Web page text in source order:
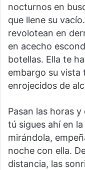
nocturnos en
que llene su
revolotean en
en acecho
botellas. Ella te
embargo su
enrojecidos de
Pasan las horas
tú sigues ahí en
mirándola,
noche con ella.
distancia, las